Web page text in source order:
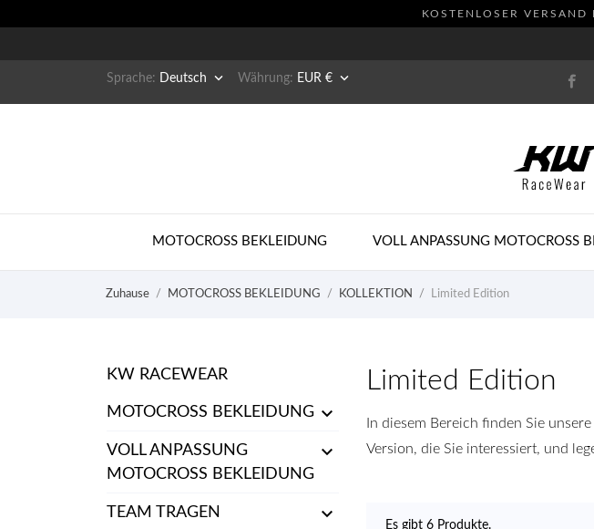
KOSTENLOSER
Sprache: Deutsch  Währung: EUR € 
MOTOCROSS BEKLEIDUNG VOLL ANPASSUNG MOTOCROSS
Zuhause MOTOCROSS BEKLEIDUNG KOLLEKTION Limited Edition
KW RACEWEAR
MOTOCROSS BEKLEIDUNG 
VOLL ANPASSUNG
MOTOCROSS BEKLEIDUNG

TEAM TRAGEN 
Limited Edition
In diesem Bereich finden Sie
Version, die Sie interessiert, und
Es gibt 6 Produkte.